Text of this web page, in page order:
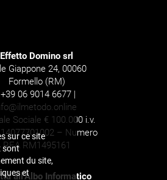
Effetto Domino srl
Giappone 24, 00060
Formello (RM)
+39 06 9014 6677 |
Sociale € 100.000 i.v.
14077701002 – Numero
REA RM1495161
all’Albo Informatico
sur ce site
sont
du site,
et